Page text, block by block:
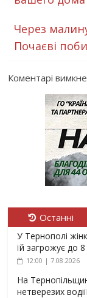
Через
Почаєві
Коментарі
Останні
У Тернополі
їй загрожує до 8
12:00 | 7.08.2026
На
нетверезих